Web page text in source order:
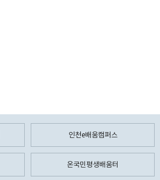
인천e배움캠퍼스
온국민평생배움터